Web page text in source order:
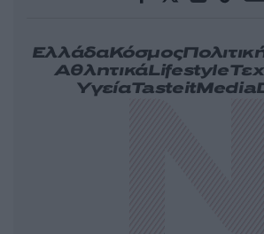
ΕλλάδαΚόσμος
ΑθλητικάLifestyle
ΥγείαTasteitMedia